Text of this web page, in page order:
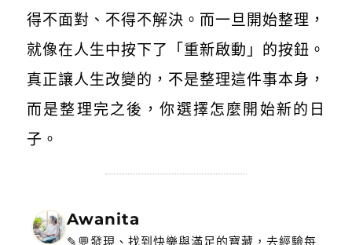
得不面對、不得不解決。而一旦開始整理，
就像在人生中按下了「重新啟動」的按鈕。
真正讓人生改變的，不是整理這件事本身，
而是整理完之後，你選擇怎麼開始新的日
子。
Awanita
✎💬發現、找到快樂與滿足的寶藏，去經驗每